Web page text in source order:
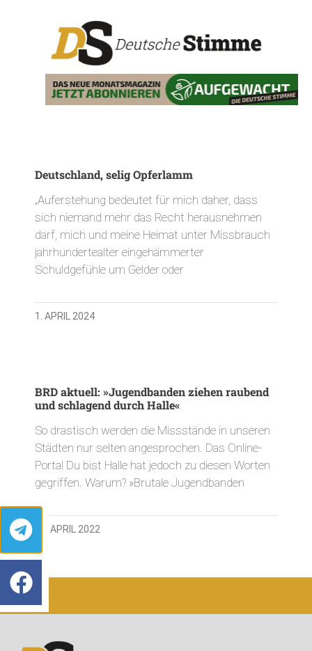
Deutschland, selig Opferlamm
„Auferstehung bedeutet für mich daher, dass
sich niemand mehr das Recht herausnehmen
darf, mich und meine Heimat unter Missbrauch
jahrhundertealter eingehämmerter
Schuldgefühle um Gelder oder
1. APRIL 2024
BRD aktuell: »Jugendbanden ziehen raubend
und schlagend durch Halle«
So drastisch werden die Missstände in unseren
Städten nur selten angesprochen. Das Online-
Portal Du bist Halle hat jedoch zu diesen Worten
gegriffen. Warum? »Brutale Jugendbanden
29. APRIL 2022